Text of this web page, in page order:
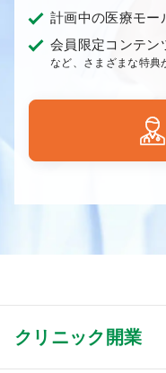
計画中の医療モー
会員限定コンテン
など、さまざまな特典
クリニック開業